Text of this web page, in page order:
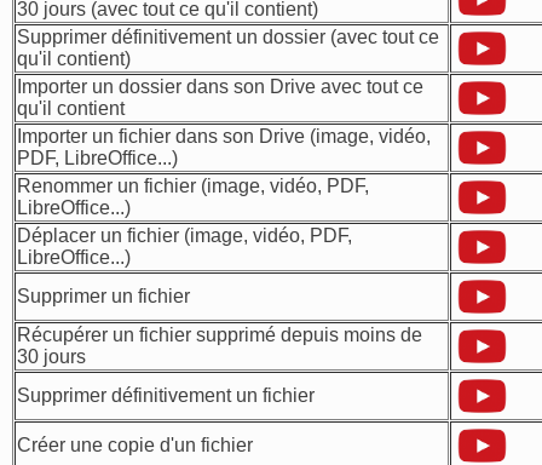
30 jours (avec tout ce qu'il contient)
Supprimer définitivement un dossier (avec tout ce
qu'il contient)
Importer un dossier dans son Drive avec tout ce
qu'il contient
Importer un fichier dans son Drive (image, vidéo,
PDF, LibreOffice...)
Renommer un fichier (image, vidéo, PDF,
LibreOffice...)
Déplacer un fichier (image, vidéo, PDF,
LibreOffice...)
Supprimer un fichier
Récupérer un fichier supprimé depuis moins de
30 jours
Supprimer définitivement un fichier
Créer une copie d'un fichier